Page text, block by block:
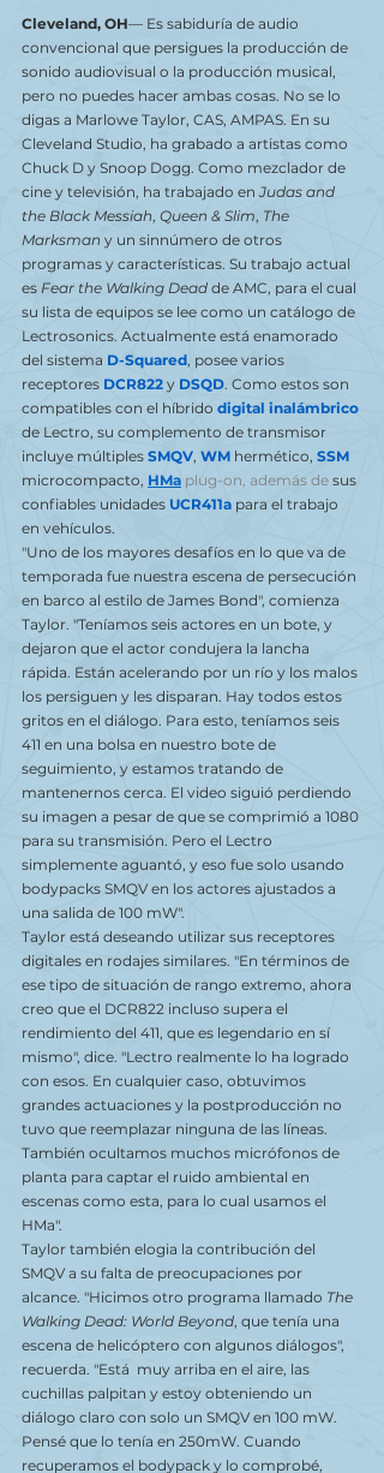
Cleveland, OH— Es sabiduría de audio
convencional que persigues la producción de
sonido audiovisual o la producción musical,
pero no puedes hacer ambas cosas. No se lo
digas a Marlowe Taylor, CAS, AMPAS. En su
Cleveland Studio, ha grabado a artistas como
Chuck D y Snoop Dogg. Como mezclador de
cine y televisión, ha trabajado en Judas and
the Black Messiah, Queen & Slim, The
Marksman y un sinnúmero de otros
programas y características. Su trabajo actual
es Fear the Walking Dead de AMC, para el cual
su lista de equipos se lee como un catálogo de
Lectrosonics. Actualmente está enamorado
del sistema D-Squared, posee varios
receptores DCR822 y DSQD. Como estos son
compatibles con el híbrido digital inalámbrico
de Lectro, su complemento de transmisor
incluye múltiples SMQV, WM hermético, SSM
microcompacto, HMa plug-on, además de sus
confiables unidades UCR411a para el trabajo
en vehículos.
"Uno de los mayores desafíos en lo que va de
temporada fue nuestra escena de persecución
en barco al estilo de James Bond", comienza
Taylor. "Teníamos seis actores en un bote, y
dejaron que el actor condujera la lancha
rápida. Están acelerando por un río y los malos
los persiguen y les disparan. Hay todos estos
gritos en el diálogo. Para esto, teníamos seis
411 en una bolsa en nuestro bote de
seguimiento, y estamos tratando de
mantenernos cerca. El video siguió perdiendo
su imagen a pesar de que se comprimió a 1080
para su transmisión. Pero el Lectro
simplemente aguantó, y eso fue solo usando
bodypacks SMQV en los actores ajustados a
una salida de 100 mW".
Taylor está deseando utilizar sus receptores
digitales en rodajes similares. "En términos de
ese tipo de situación de rango extremo, ahora
creo que el DCR822 incluso supera el
rendimiento del 411, que es legendario en sí
mismo", dice. "Lectro realmente lo ha logrado
con esos. En cualquier caso, obtuvimos
grandes actuaciones y la postproducción no
tuvo que reemplazar ninguna de las líneas.
También ocultamos muchos micrófonos de
planta para captar el ruido ambiental en
escenas como esta, para lo cual usamos el
HMa".
Taylor también elogia la contribución del
SMQV a su falta de preocupaciones por
alcance. "Hicimos otro programa llamado The
Walking Dead: World Beyond, que tenía una
escena de helicóptero con algunos diálogos",
recuerda. "Está  muy arriba en el aire, las
cuchillas palpitan y estoy obteniendo un
diálogo claro con solo un SMQV en 100 mW.
Pensé que lo tenía en 250mW. Cuando
recuperamos el bodypack y lo comprobé,